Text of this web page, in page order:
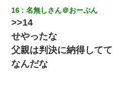
彼女にプロポーズしてOK貰っ
れて無事婚約破棄・・・
10年ほど前、息子がまだ年中だ
年の暮れに突然息子が職場を訪
16 名無しさん＠おーぷん
>>14
せやったな
父親は判決に納得して
なんだな